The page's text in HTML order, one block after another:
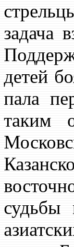
задача
детей
пала
таким